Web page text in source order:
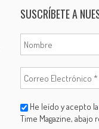
SUSCRÍBETE A
He leído y acepto la
Time Magazine, abajo